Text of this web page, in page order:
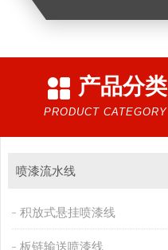
产品分类
PRODUCT CATEGORY
喷漆流水线
积放式悬挂喷漆线
板链输送喷漆线